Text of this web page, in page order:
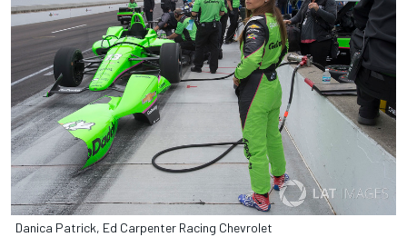
Danica Patrick, Ed Carpenter Racing Chevrolet